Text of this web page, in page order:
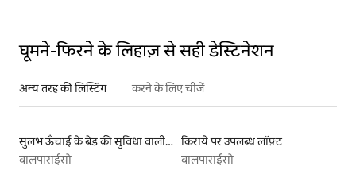
घूमने-फिरने के लिहाज़ से सही डेस्टिनेशन
अन्य तरह की लिस्टिंग करने के लिए चीजें
सुलभ ऊँचाई के बेड की सुविधा वाली किराये पर उपलब्ध लिस्टिंग
वालपाराईसो
किराये पर उपलब्ध लॉफ़्ट
वालपाराईसो